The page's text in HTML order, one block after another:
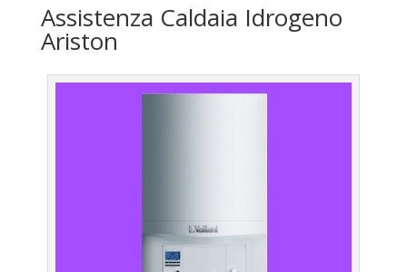
Assistenza Caldaia Idrogeno
Ariston